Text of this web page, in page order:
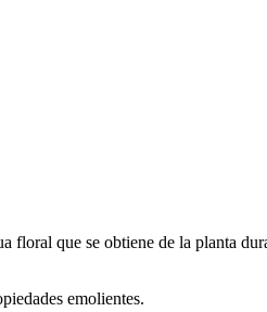
floral que se obtiene de la planta
emolientes.